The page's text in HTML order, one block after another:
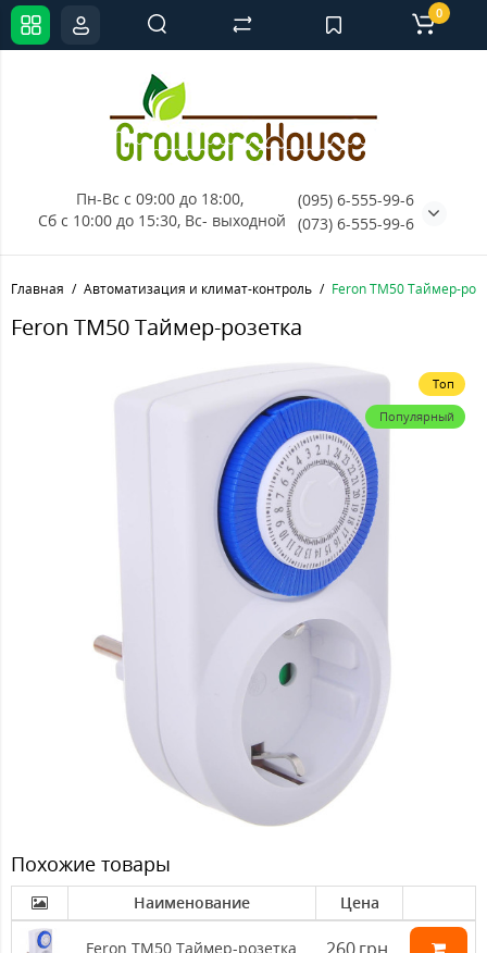
Пн-Вс с 09:00 до 18:00,
Сб с 10:00 до 15:30, Вс- выходной
(095) 6-555-99-6
(073) 6-555-99-6
0
Главная Автоматизация и климат-контроль Feron ТМ50 Таймер-
Feron ТМ50 Таймер-розетка
Топ
Популярный
Похожие товары
Наименование Цена
Feron ТМ50 Таймер-розетка